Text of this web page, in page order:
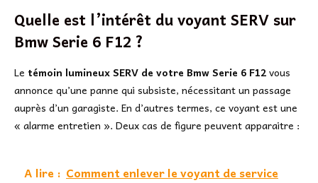
Quelle est l’intérêt du voyant SERV sur
Bmw Serie 6 F12 ?
Le témoin lumineux SERV de votre Bmw Serie 6 F12vous
annonce qu’une panne qui subsiste, nécessitant un passage
auprès d’un garagiste. En d’autres termes, ce voyant est une
« alarme entretien ». Deux cas de figure peuvent apparaitre :
A lire : Comment enlever le voyant de service